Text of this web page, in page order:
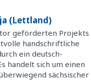
(Lettland)
geförderten Projekts
handschriftliche
ein deutsch-
handelt sich um einen
sächsischer